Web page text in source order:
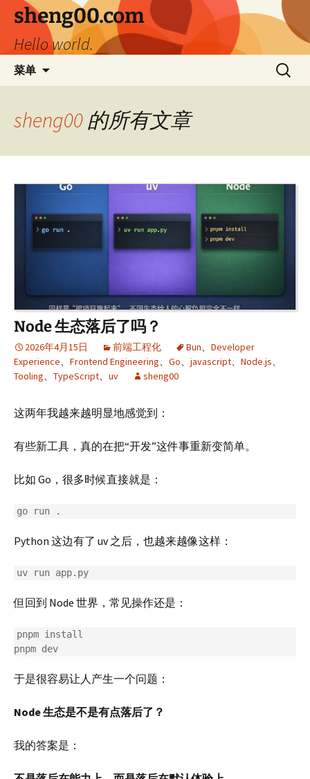
文
sheng00.com
Hello world.
菜单
搜
索：
sheng00 的所有文章
Node 生态落后了吗？
2026年4月15日 前端工程化 Bun、 Developer
Experience、 Frontend Engineering、 Go、 javascript、 Node.js、
Tooling、 TypeScript、 uv sheng00
这两年我越来越明显地感觉到：
有些新工具，真的在把“开发”这件事重新变简单。
比如 Go，很多时候直接就是：
Python 这边有了 uv 之后，也越来越像这样：
但回到 Node 世界，常见操作还是：
pnpm install
于是很容易让人产生一个问题：
Node 生态是不是有点落后了？
我的答案是：